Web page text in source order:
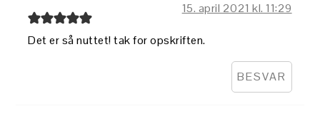
15. april 2021 kl. 11:29
Det er så nuttet! tak for opskriften.
BESVAR